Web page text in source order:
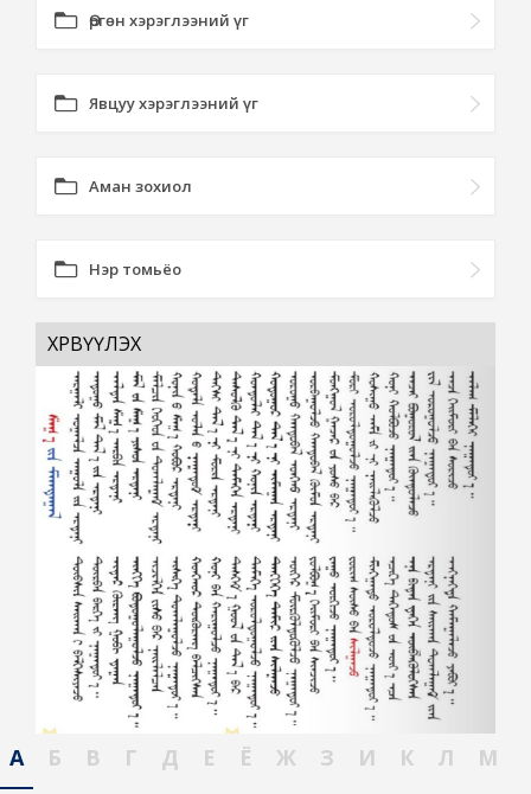
Өргөн хэрэглээний үг
Явцуу хэрэглээний үг
Аман зохиол
Нэр томьёо
ХӨРВҮҮЛЭХ
А Б В Г Д Е Ё Ж З И К Л
М